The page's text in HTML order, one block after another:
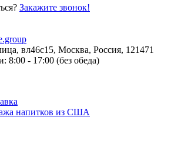
Закажите звонок!
вл46с15, Москва, Россия, 121471
8:00 - 17:00 (без обеда)
напитков из США